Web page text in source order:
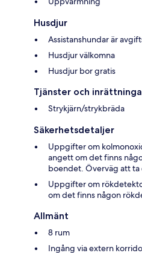
Husdjur
Assistanshundar är
Husdjur välkomna
Husdjur bor gratis
Tjänster och
Strykjärn/strykbräda
Säkerhetsdetaljer
Uppgifter om
angett om det finns
boendet. Överväg att
Uppgifter om
om det finns någon
Allmänt
8 rum
Ingång via extern